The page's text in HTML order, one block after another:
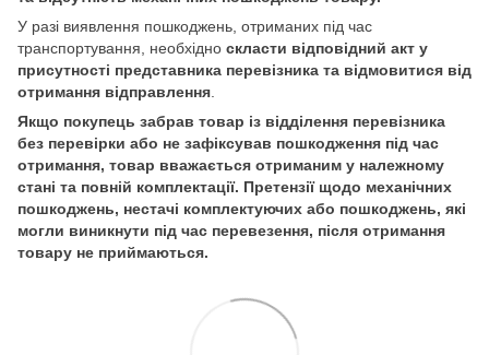
У разі виявлення пошкоджень, отриманих під час
транспортування, необхідно скласти відповідний акт у
присутності представника перевізника та відмовитися від
отримання відправлення
Якщо покупець забрав товар із відділення перевізника
без перевірки або не зафіксував пошкодження під час
отримання, товар вважається отриманим у належному
стані та повній комплектації. Претензії щодо механічних
пошкоджень, нестачі комплектуючих або пошкоджень, які
могли виникнути під час перевезення, після отримання
товару не приймаються.